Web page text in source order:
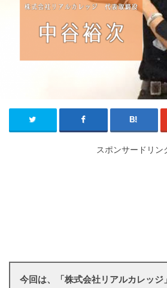
スポンサードリン
今回は、「株式会社リアルカレッジ